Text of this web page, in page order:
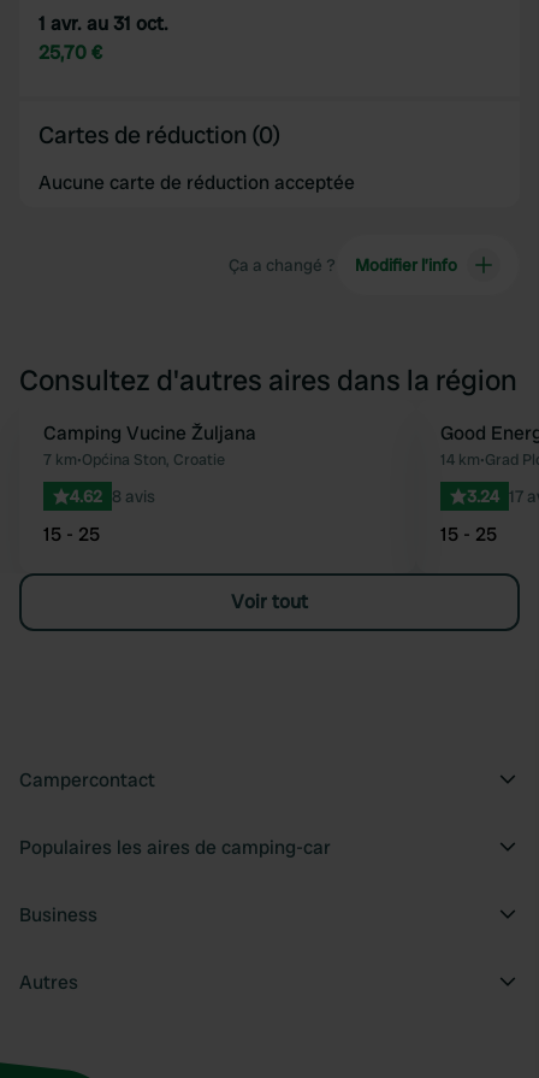
1 avr. au 31 oct.
25,70 €
Cartes de réduction (0)
Aucune carte de réduction acceptée
Ça a changé ? Modifier l’info
Consultez d'autres aires dans la région
Préféré
Camping Vucine Žuljana
7 km•Općina Ston, Croatie
4.62 8 avis
15 - 25
Good
14 km•Grad
3.24 17
15 - 25
Voir tout
Campercontact
Populaires les aires de camping-car
Business
Autres